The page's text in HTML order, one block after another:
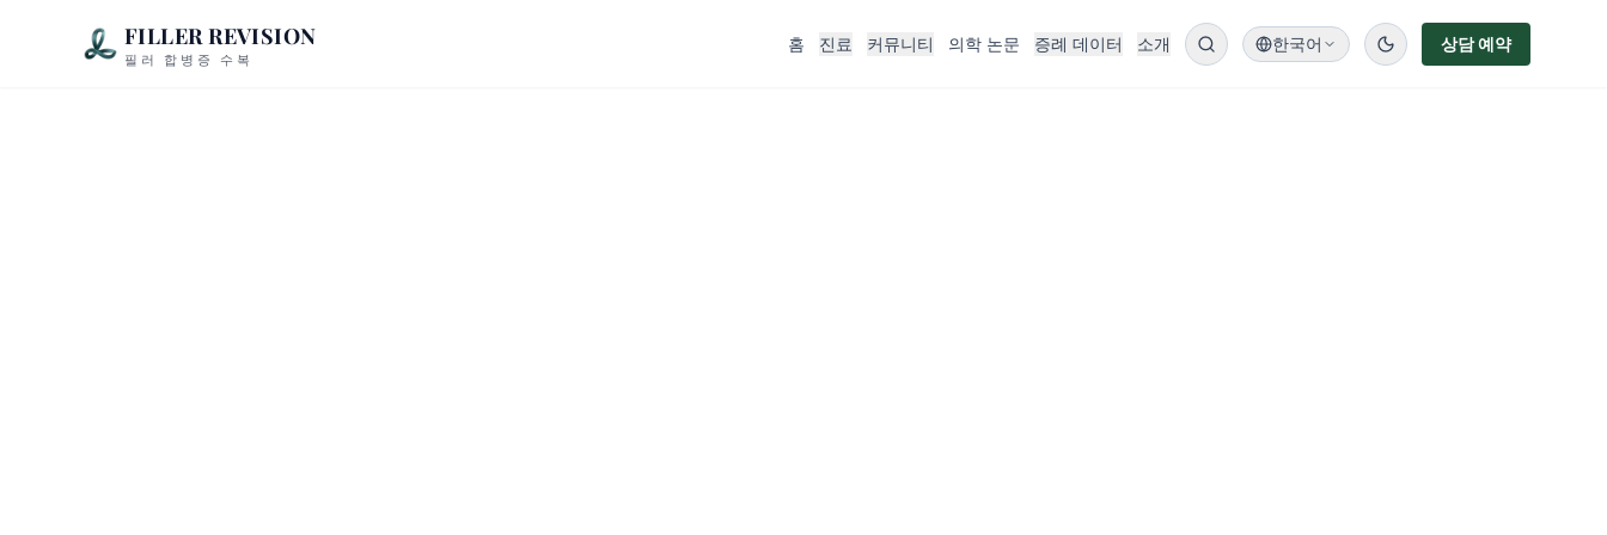
FILLER REVISION
필러 합병증 수복
홈 진료 커뮤니티 의학 논문 증례 데이터 소개 한국어 상담 예약